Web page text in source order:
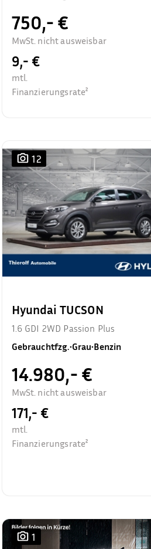
750,- €
MwSt. nicht ausweisbar
9,- €
mtl.
Finanzierungsrate²
12
Hyundai TUCSON
1.6 GDI 2WD Passion Plus
Gebrauchtfzg.•Grau•Benzin
14.980,- €
MwSt. nicht ausweisbar
171,- €
mtl.
Finanzierungsrate²
1